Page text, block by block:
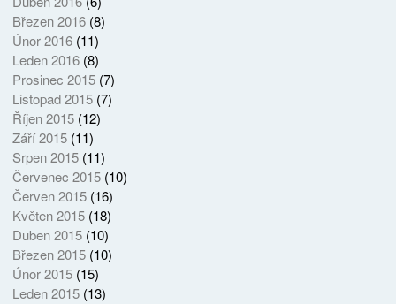
Březen 2016(8)
Únor 2016(11)
Leden 2016(8)
Prosinec 2015(7)
Listopad 2015(7)
Říjen 2015(12)
Září 2015(11)
Srpen 2015(11)
Červenec 2015(10)
Červen 2015(16)
Květen 2015(18)
Duben 2015(10)
Březen 2015(10)
Únor 2015(15)
Leden 2015(13)